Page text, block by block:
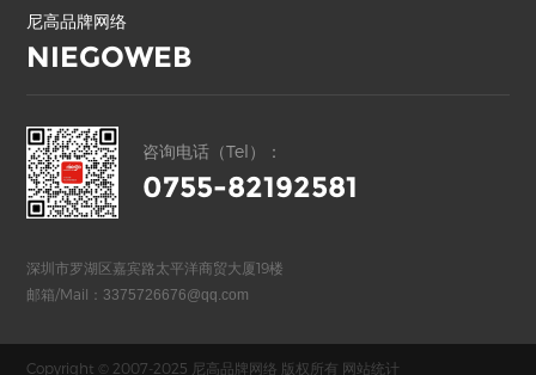
尼高品牌网络
NIEGOWEB
咨询电话（Tel）：
0755-82192581
深圳市罗湖区嘉宾路太平洋商贸大厦19楼
邮箱/Mail： 3375726676@qq.com
Copyright © 2007-2025 尼高品牌网络 版权所有 网站统计